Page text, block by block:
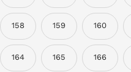
158 159 160
164 165 166